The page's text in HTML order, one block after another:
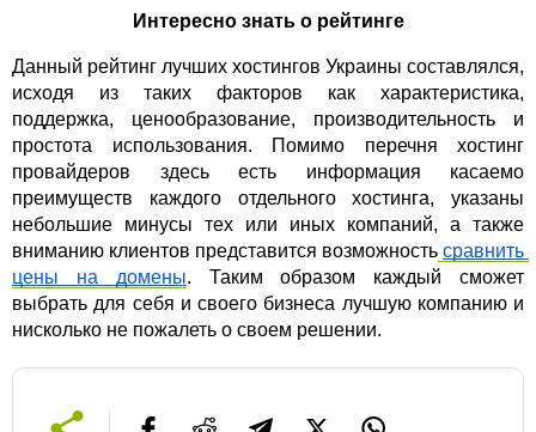
Интересно знать о рейтинге
Данный рейтинг лучших хостингов Украины составлялся,
исходя из таких факторов как характеристика,
поддержка, ценообразование, производительность и
простота использования. Помимо перечня хостинг
провайдеров здесь есть информация касаемо
преимуществ каждого отдельного хостинга, указаны
небольшие минусы тех или иных компаний, а также
вниманию клиентов представится возможность сравнить
цены на домены. Таким образом каждый сможет
выбрать для себя и своего бизнеса лучшую компанию и
нисколько не пожалеть о своем решении.